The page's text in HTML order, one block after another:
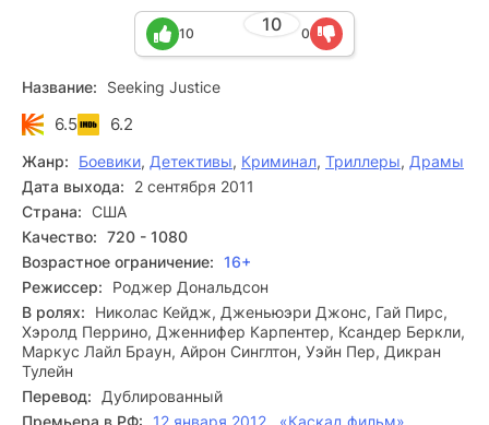
10
10 0
Название: Seeking Justice
6.5 6.2
Жанр: Боевики, Детективы, Криминал, Триллеры, Драмы
Дата выхода:
2 сентября 2011
Страна: США
Качество: 720 - 1080
Возрастное ограничение: 16+
Режиссер:
Роджер Дональдсон
В ролях:
Николас Кейдж, Дженьюэри Джонс, Гай Пирс,
Хэролд Перрино, Дженнифер Карпентер, Ксандер Беркли,
Маркус Лайл Браун, Айрон Синглтон, Уэйн Пер, Дикран
Тулейн
Перевод:
Дублированный
Премьера в РФ:
12 января 2012, «Каскад фильм»